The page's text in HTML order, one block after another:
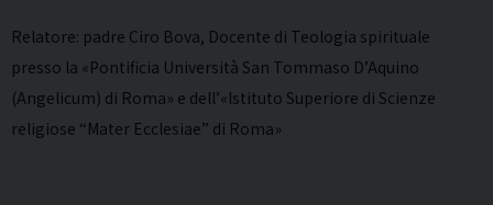
Relatore: padre Ciro Bova, Docente di Teologia spirituale
presso la «Pontificia Università San Tommaso D’Aquino
(Angelicum) di Roma» e dell’«Istituto Superiore di Scienze
religiose “Mater Ecclesiae” di Roma»